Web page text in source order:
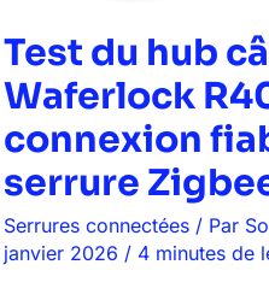
Test du hub
Waferlock
connexion
serrure
Serrures connectées / Par
janvier 2026 / 4 minutes de
C760